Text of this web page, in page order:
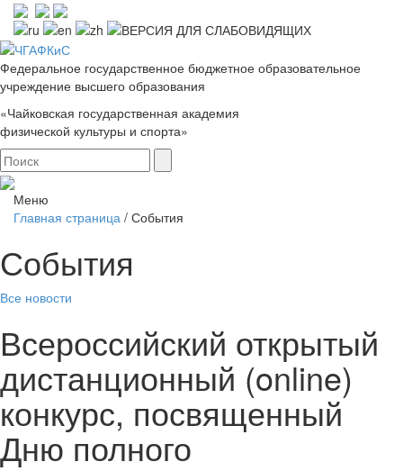
Федеральное государственное бюджетное образовательное
учреждение высшего образования
«Чайковская государственная академия
физической культуры и спорта»
Меню
Главная страница / События
События
Все новости
Всероссийский открытый
дистанционный (online)
конкурс, посвященный
Дню полного